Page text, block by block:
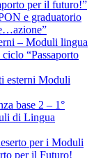
per il futuro!”
e graduatorio
– Moduli lingua
“Passaporto
esterni Moduli
base 2 – 1°
di Lingua
per i Moduli
per il Futuro!